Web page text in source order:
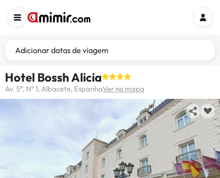
Adicionar datas de viagem
Hotel Bossh Alicia
Av. 5ª, Nº 1, Albacete, EspanhaVer no mapa